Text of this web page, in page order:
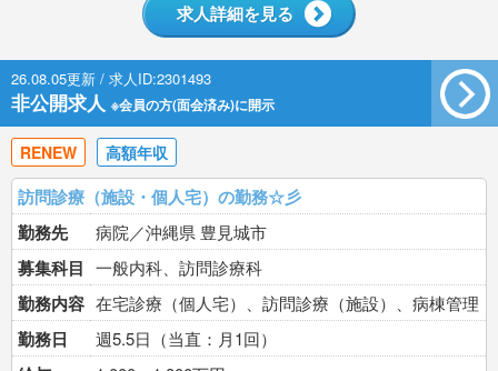
求人詳細を見る
26.08.05更新 / 求人ID:2301493
非公開求人 ※会員の方(面会済み)に開示
RENEW 高額年収
訪問診療（施設・個人宅）の勤務☆彡
勤務先
病院／沖縄県 豊見城市
募集科目 一般内科、訪問診療科
勤務内容 在宅診療（個人宅）、訪問診療（施設）、病棟管理
勤務日 週5.5日（当直：月1回）